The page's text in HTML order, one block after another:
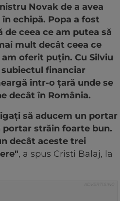
Novak de a avea
echipă. Popa a fost
ceea ce am putea să
mult decât ceea ce
oferit puțin. Cu Silviu
financiar
într-o țară unde se
decât în România.
să aducem un portar
portar străin foarte bun.
decât aceste trei
, a spus Cristi Balaj, la